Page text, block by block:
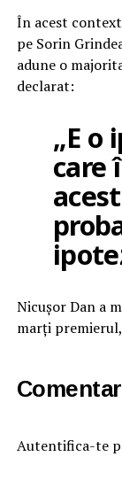
În acest
pe Sorin
adune o
declarat:
„E o
care
Nicușor Dan a
marți
Autentifica-te